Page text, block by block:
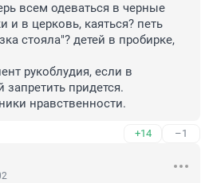
всем одеваться в черные
и в церковь, каяться? петь
стояла"? детей в пробирке,
рукоблудия, если в
запретить придется.
нравственности.
+14 –1